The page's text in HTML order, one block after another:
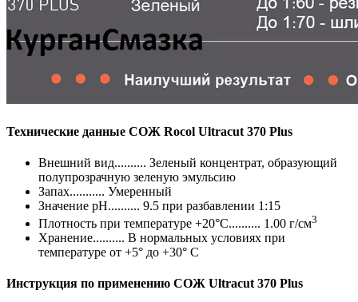
Технические данные СОЖ Rocol Ultracut 370 Plus
Внешний вид.......... Зеленый концентрат, образующий
полупрозрачную зеленую эмульсию
Запах........... Умеренный
Значение pH.......... 9.5 при разбавлении 1:15
Плотность при температуре +20°C.......... 1.00 г/см3
Хранение.......... В нормальных условиях при
температуре от +5° до +30° C
Инструкция по применению СОЖ Ultracut 370 Plus